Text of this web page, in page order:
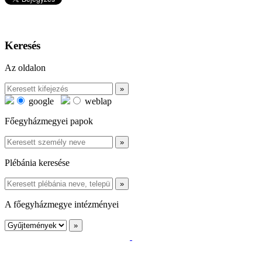
Keresés
Az oldalon
google
weblap
Főegyházmegyei papok
Plébánia keresése
A főegyházmegye intézményei